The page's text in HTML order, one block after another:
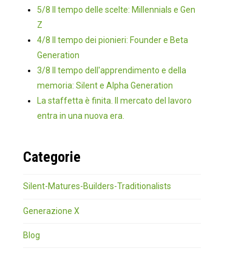
5/8 Il tempo delle scelte: Millennials e Gen
Z
4/8 Il tempo dei pionieri: Founder e Beta
Generation
3/8 Il tempo dell'apprendimento e della
memoria: Silent e Alpha Generation
La staffetta è finita. Il mercato del lavoro
entra in una nuova era.
Categorie
Silent-Matures-Builders-Traditionalists
Generazione X
Blog